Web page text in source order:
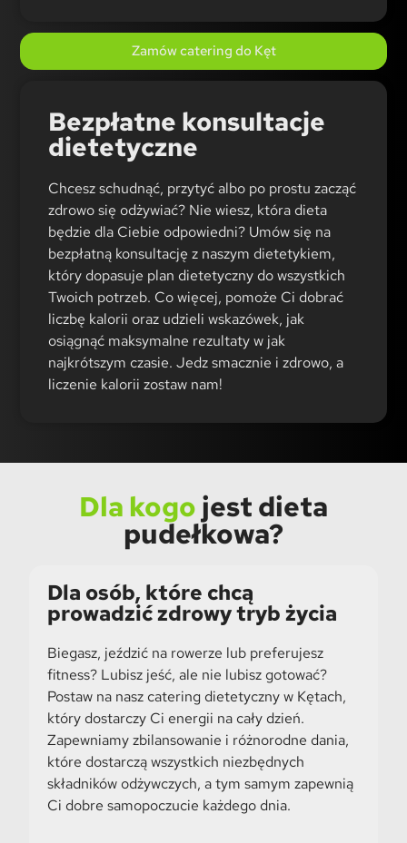
Zamów catering do Kęt
Bezpłatne konsultacje
dietetyczne
Chcesz schudnąć, przytyć albo po prostu zacząć
zdrowo się odżywiać? Nie wiesz, która dieta
będzie dla Ciebie odpowiedni? Umów się na
bezpłatną konsultację z naszym dietetykiem,
który dopasuje plan dietetyczny do wszystkich
Twoich potrzeb. Co więcej, pomoże Ci dobrać
liczbę kalorii oraz udzieli wskazówek, jak
osiągnąć maksymalne rezultaty w jak
najkrótszym czasie. Jedz smacznie i zdrowo, a
liczenie kalorii zostaw nam!
Dla kogo jest dieta
pudełkowa?
Dla osób, które chcą
prowadzić zdrowy tryb życia
Biegasz, jeździć na rowerze lub preferujesz
fitness? Lubisz jeść, ale nie lubisz gotować?
Postaw na nasz catering dietetyczny w Kętach,
który dostarczy Ci energii na cały dzień.
Zapewniamy zbilansowanie i różnorodne dania,
które dostarczą wszystkich niezbędnych
składników odżywczych, a tym samym zapewnią
Ci dobre samopoczucie każdego dnia.